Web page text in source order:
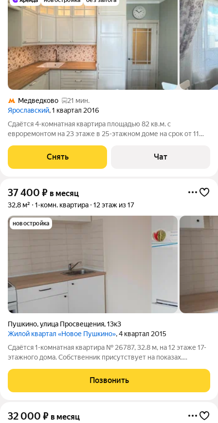
Медведково
21 мин.
Ярославский, 1 квартал 2016
Сдаётся 4-комнатная квартира площадью 82 кв.м. с
евроремонтом на 23 этаже в 25-этажном доме на срок от 11
Холодильник Посудомоечная машина Пылесос Дом -
панельный, окна выходят во двор и
Снять Чат
37 400 ₽ в месяц
32,8 м² 1-комн. квартира 12 этаж из 17
новостройка
Пушкино,улица Просвещения,13к3
Жилой квартал «Новое Пушкино», 4 квартал 2015
Сдаётся 1-комнатная квартира № 26787, 32.8 м, на 12 этаже 17-
этажного дома. Собственник присутствует на показах.
оплачиваются отдельно. По условиям проживания: можно с
детьми, можно с питомцами.
Позвонить
32 000 ₽ в месяц